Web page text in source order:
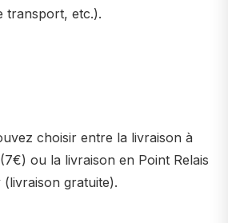
transport, etc.).
choisir entre la livraison à
ou la livraison en Point Relais
gratuite).